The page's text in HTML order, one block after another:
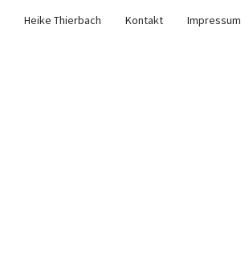
Heike Thierbach Kontakt Impressum